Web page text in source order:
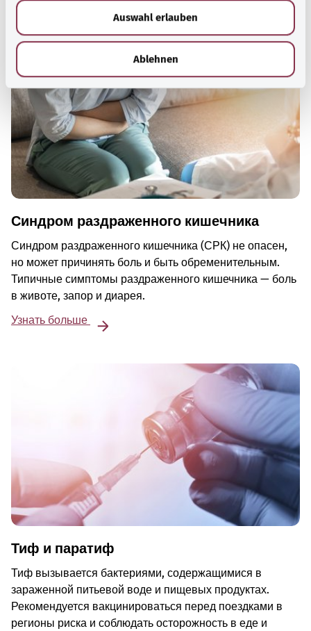
Auswahl erlauben
Ablehnen
Рекомендуемые статьи
Синдром раздраженного кишечника
Синдром раздраженного кишечника (СРК) не опасен,
но может причинять боль и быть обременительным.
Типичные симптомы раздраженного кишечника — боль
в животе, запор и диарея.
Узнать больше
Тиф и паратиф
Тиф вызывается бактериями, содержащимися в
зараженной питьевой воде и пищевых продуктах.
Рекомендуется вакцинироваться перед поездками в
регионы риска и соблюдать осторожность в еде и